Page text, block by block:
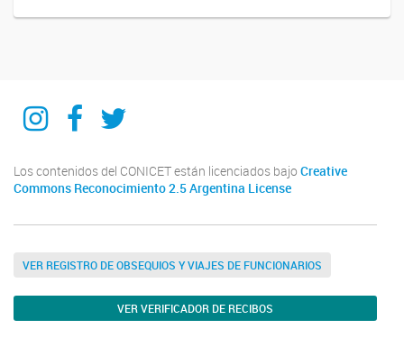
IIPGIIPG
IIPG
Los contenidos del CONICET están licenciados bajo Creative
Commons Reconocimiento 2.5 Argentina License
VER REGISTRO DE OBSEQUIOS Y VIAJES DE FUNCIONARIOS
VER VERIFICADOR DE RECIBOS